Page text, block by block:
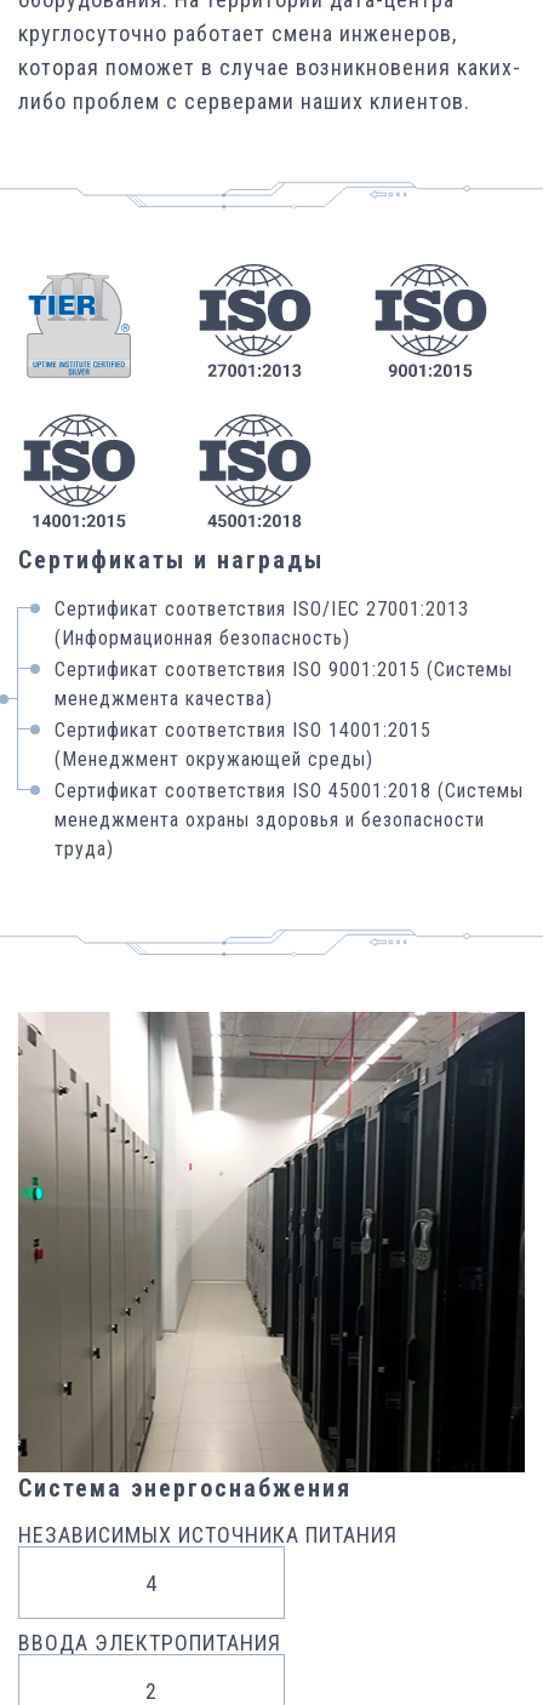
круглосуточно работает смена инженеров,
которая поможет в случае возникновения каких-
либо проблем с серверами наших клиентов.
Сертификаты и награды
Сертификат соответствия ISO/IEC 27001:2013
(Информационная безопасность)
Сертификат соответствия ISO 9001:2015 (Системы
менеджмента качества)
Сертификат соответствия ISO 14001:2015
(Менеджмент окружающей среды)
Сертификат соответствия ISO 45001:2018 (Системы
менеджмента охраны здоровья и безопасности
труда)
Система энергоснабжения
4
НЕЗАВИСИМЫХ ИСТОЧНИКА ПИТАНИЯ
2
ВВОДА ЭЛЕКТРОПИТАНИЯ